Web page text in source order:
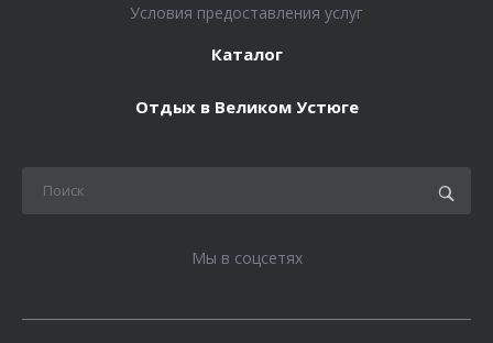
Условия предоставления услуг
Каталог
Отдых в Великом Устюге
Мы в соцсетях